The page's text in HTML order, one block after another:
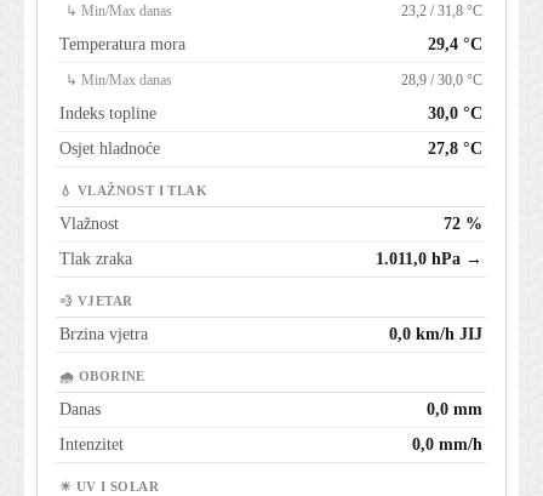
↳ Min/Max danas 23,2 / 31,8 °C
Temperatura mora 29,4 °C
↳ Min/Max danas 28,9 / 30,0 °C
Indeks topline
30,0 °C
Osjet hladnoće
27,8 °C
💧 VLAŽNOST I TLAK
Vlažnost
72 %
Tlak zraka
1.011,0 hPa →
💨 VJETAR
Brzina vjetra 0,0 km/h JIJ
🌧 OBORINE
Danas
0,0 mm
Intenzitet
0,0 mm/h
☀ UV I SOLAR